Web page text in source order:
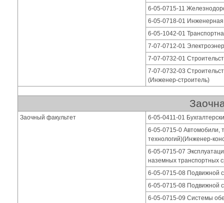
6-05-0715-11
6-05-0718-01 Инженерная
6-05-1042-01
7-07-0712-01
7-07-0732-01
7-07-0732-03
(Инженер-строитель)
Заочный факультет
6-05-0411-01
6-05-0715-0 Автомобили,
технологий)(Инженер-
6-05-0715-07
наземных транспортных
6-05-0715-08 Подвижной
6-05-0715-08 Подвижной
6-05-0715-09 Системы